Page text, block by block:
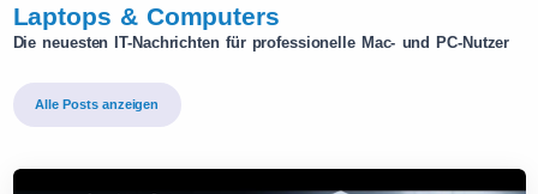
Laptops & Computers
Die neuesten IT-Nachrichten für professionelle Mac- und PC-Nutzer
Alle Posts anzeigen